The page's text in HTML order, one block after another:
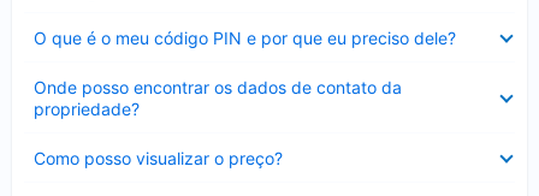
O que é o meu código PIN e por que eu preciso dele?
Onde posso encontrar os dados de contato da
propriedade?
Como posso visualizar o preço?